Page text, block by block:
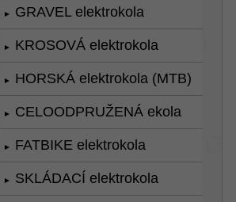
► GRAVEL elektrokola
► KROSOVÁ elektrokola
► HORSKÁ elektrokola (MTB)
► CELOODPRUŽENÁ ekola
► FATBIKE elektrokola
► SKLÁDACÍ elektrokola